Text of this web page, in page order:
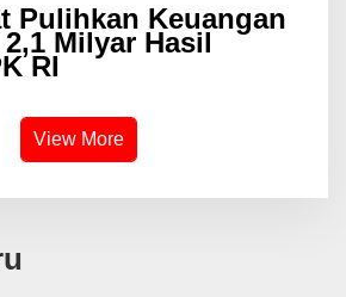
Pulihkan Keuangan
Milyar Hasil
RI
View More